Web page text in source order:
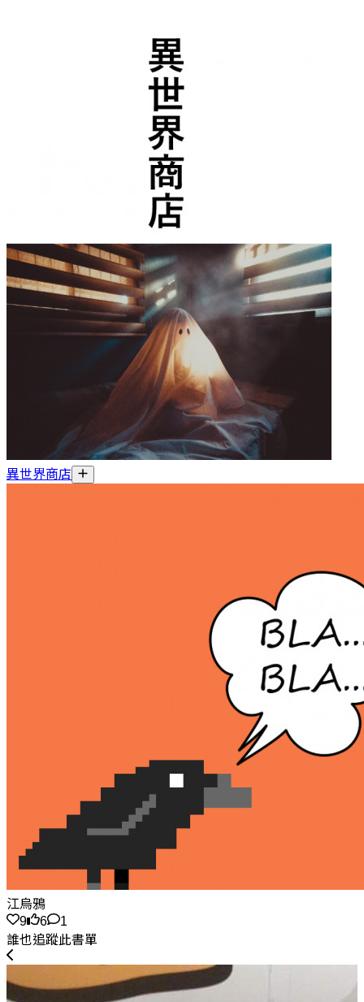
異世界商店
江烏鴉
9
6
1
誰也追蹤此書單